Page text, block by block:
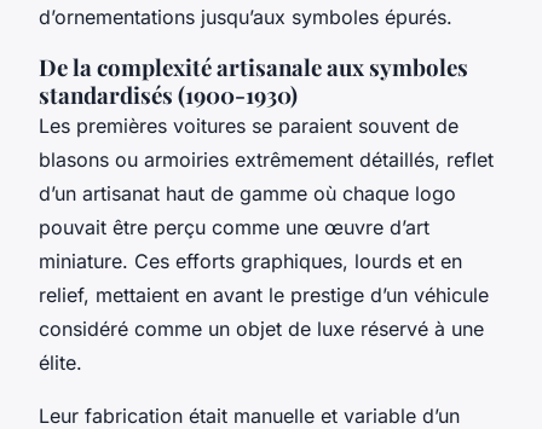
d’ornementations jusqu’aux symboles épurés.
De la complexité artisanale aux symboles
standardisés (1900-1930)
Les premières voitures se paraient souvent de
blasons ou armoiries extrêmement détaillés, reflet
d’un artisanat haut de gamme où chaque logo
pouvait être perçu comme une œuvre d’art
miniature. Ces efforts graphiques, lourds et en
relief, mettaient en avant le prestige d’un véhicule
considéré comme un objet de luxe réservé à une
élite.
Leur fabrication était manuelle et variable d’un